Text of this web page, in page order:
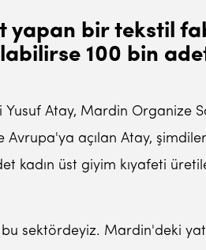
bir tekstil
100 bin
Yusuf Atay, Mardin Organize
Avrupa'ya açılan Atay,
kadın üst giyim kıyafeti
sektördeyiz. Mardin'deki